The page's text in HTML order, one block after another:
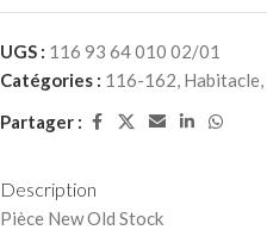
UGS : 116 93 64 010 02/01
Catégories : 116-162, Habitacle,
Partager :
Description
Pièce New Old Stock